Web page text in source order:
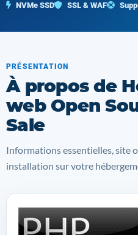
NVMe SSD SSL & WAF
PRÉSENTATION
À propos de
web Open
Sale
Informations essentielles, site
installation sur votre